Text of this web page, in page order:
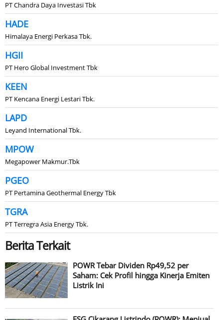
PT Chandra Daya Investasi Tbk
HADE
Himalaya Energi Perkasa Tbk.
HGII
PT Hero Global Investment Tbk
KEEN
PT Kencana Energi Lestari Tbk.
LAPD
Leyand International Tbk.
MPOW
Megapower Makmur.Tbk
PGEO
PT Pertamina Geothermal Energy Tbk
TGRA
PT Terregra Asia Energy Tbk.
Berita Terkait
POWR Tebar Dividen Rp49,52 per
Saham: Cek Profil hingga Kinerja Emiten
Listrik Ini